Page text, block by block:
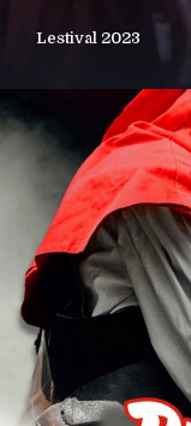
Lestival 2023